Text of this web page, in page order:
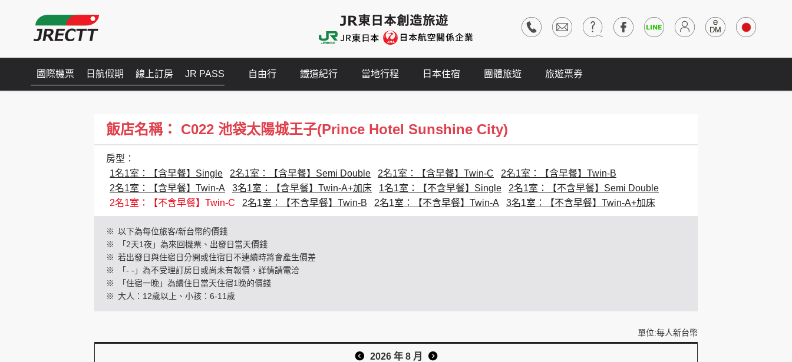
國際機票 日航假期 線上訂房 JR PASS 自由行 鐵道紀行 當地行程 日本住宿 團體旅遊 旅遊票券
飯店名稱： C022 池袋太陽城王子(Prince Hotel Sunshine City)
房型：
1名1室：【含早餐】Single
2名1室：【含早餐】Semi Double 2名1室：【含早餐】Twin-C
2名1室：【含早餐】Twin-B
2名1室：【含早餐】Twin-A
3名1室：【含早餐】Twin-A+加床 1名1室：【不含早餐】Single
2名1室：【不含早餐】Semi Double
2名1室：【不含早餐】Twin-C
2名1室：【不含早餐】Twin-B 2名1室：【不含早餐】Twin-A 3名1室：【不含早餐】Twin-A+加床
※ 以下為每位旅客/新台幣的價錢
※
「2天1夜」為來回機票、出發日當天價錢
※ 若出發日與住宿日分開或住宿日不連續時將會產生價差
※
「- -」為不受理訂房日或尚未有報價，詳情請電洽
※
「住宿一晚」為續住日當天住宿1晚的價錢
※ 大人：12歲以上、小孩：6-11歲
單位:每人新台幣
2026 年 8 月